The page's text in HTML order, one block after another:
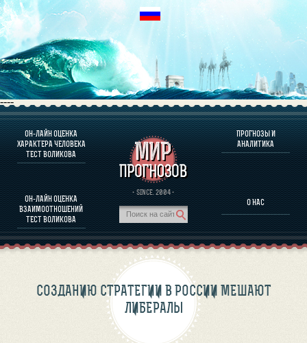
----
ОН-ЛАЙН ОЦЕНКА
ХАРАКТЕРА ЧЕЛОВЕКА
ТЕСТ ВОЛИКОВА
ОН-ЛАЙН ОЦЕНКА
ВЗАИМООТНОШЕНИЙ
ТЕСТ ВОЛИКОВА
· SINCE. 2004 ·
ПРОГНОЗЫ И
АНАЛИТИКА
О НАС
О ПРОГРАММЕ
ОЦЕНКА ХАРАКТЕРA ЧЕЛОВЕКА
ОЦЕНКА ХАРАКТЕРА ВЫДАЮЩИХСЯ ЛИЧНОСТЕЙ
О ПРОГРАММЕ
ПРОГНОЗЫ И АНАЛИТИКА
СОЗДАНИЮ СТРАТЕГИИ В РОССИИ МЕШАЮТ
ЛИБЕРАЛЫ